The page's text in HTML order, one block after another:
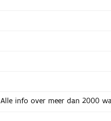
Alle info over meer dan 2000